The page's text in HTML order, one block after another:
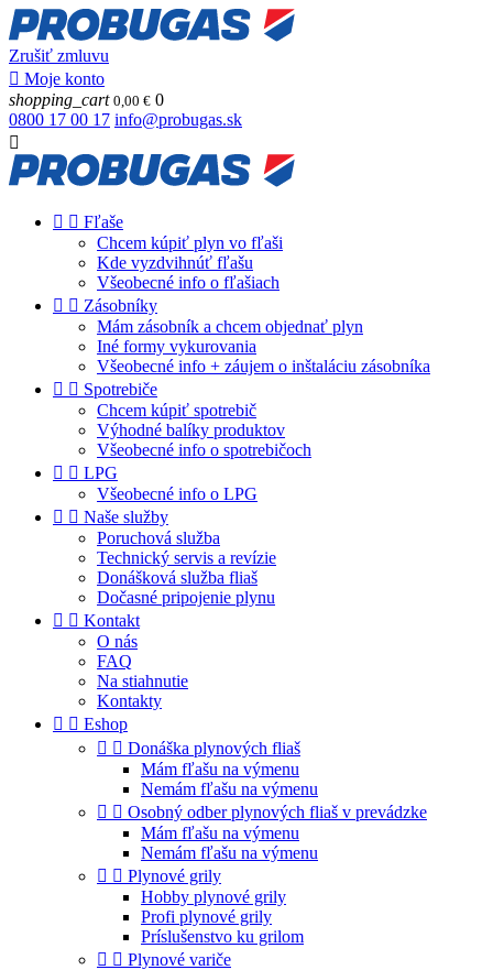
Zrušiť zmluvu
 Moje konto
shopping_cart 0,00 € 0
0800 17 00 17 info@probugas.sk

  Fľaše
Chcem kúpiť plyn vo fľaši
Kde vyzdvihnúť fľašu
Všeobecné info o fľašiach
  Zásobníky
Mám zásobník a chcem objednať plyn
Iné formy vykurovania
Všeobecné info + záujem o inštaláciu zásobníka
  Spotrebiče
Chcem kúpiť spotrebič
Výhodné balíky produktov
Všeobecné info o spotrebičoch
  LPG
Všeobecné info o LPG
  Naše služby
Poruchová služba
Technický servis a revízie
Donášková služba fliaš
Dočasné pripojenie plynu
  Kontakt
O nás
FAQ
Na stiahnutie
Kontakty
  Eshop
  Donáška plynových fliaš
Mám fľašu na výmenu
Nemám fľašu na výmenu
  Osobný odber plynových fliaš v prevádzke
Mám fľašu na výmenu
Nemám fľašu na výmenu
  Plynové grily
Hobby plynové grily
Profi plynové grily
Príslušenstvo ku grilom
  Plynové variče